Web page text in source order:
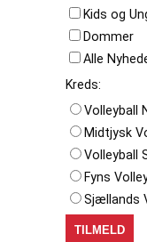
Kids og
Dommer
Alle
Kreds:
Volleyball
Midtjysk
Volleyball
Fyns
Sjællands